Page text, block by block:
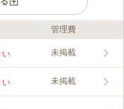
龍口寺が管理をしている霊
できます。 駅から徒歩3分
も安心してお墓参りができ
管理費
い 未掲載
い 未掲載